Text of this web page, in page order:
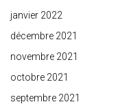
janvier 2022
décembre 2021
novembre 2021
octobre 2021
septembre 2021